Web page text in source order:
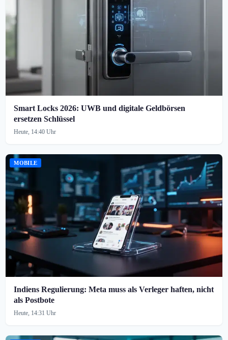
Smart Locks 2026: UWB und digitale Geldbörsen
ersetzen Schlüssel
Heute, 14:40 Uhr
MOBILE
Indiens Regulierung: Meta muss als Verleger haften, nicht
als Postbote
Heute, 14:31 Uhr